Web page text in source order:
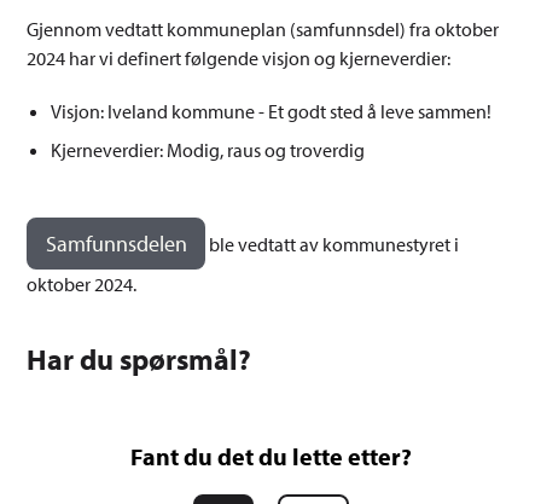
Gjennom vedtatt kommuneplan (samfunnsdel) fra oktober
2024 har vi definert følgende visjon og kjerneverdier:
Visjon: Iveland kommune - Et godt sted å leve sammen!
Kjerneverdier: Modig, raus og troverdig
Samfunnsdelen
ble vedtatt av kommunestyret i
oktober 2024.
Har du spørsmål?
Fant du det du lette etter?